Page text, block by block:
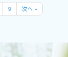
9 次へ »